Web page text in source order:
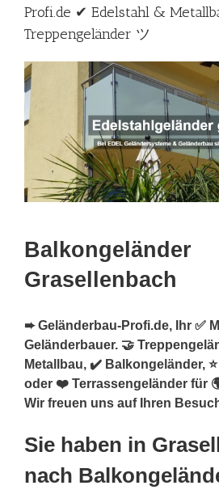
Profi.de ✔ Edelstahl &
Treppengeländer ツ
Balkongeländer
Grasellenbach
➨ Geländerbau-Profi.de, Ihr ✅
Geländerbauer. 🤝
Metallbau, ✔️ Balkongeländer,
oder ❤️ Terrassengeländer für
Wir freuen uns auf Ihren
Sie haben in
nach